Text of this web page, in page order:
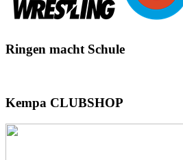
Ringen macht Schule
Kempa CLUBSHOP